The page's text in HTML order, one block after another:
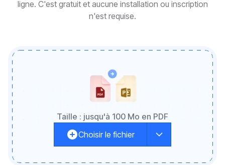
ligne. C'est gratuit et aucune installation ou inscription
n'est requise.
Taille : jusqu'à 100 Mo en PDF
Choisir le fichier